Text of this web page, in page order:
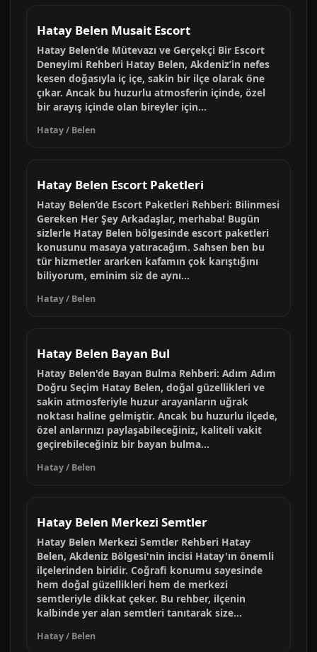
Hatay Belen Musait Escort
Hatay Belen’de Mütevazı ve Gerçekçi Bir Escort
Deneyimi Rehberi Hatay Belen, Akdeniz’in nefes
kesen doğasıyla iç içe, sakin bir ilçe olarak öne
çıkar. Ancak bu huzurlu atmosferin içinde, özel
bir arayış içinde olan bireyler için...
Hatay / Belen
Hatay Belen Escort Paketleri
Hatay Belen’de Escort Paketleri Rehberi: Bilinmesi
Gereken Her Şey Arkadaşlar, merhaba! Bugün
sizlerle Hatay Belen bölgesinde escort paketleri
konusunu masaya yatıracağım. Sahsen ben bu
tür hizmetler ararken kafamın çok karıştığını
biliyorum, eminim siz de aynı...
Hatay / Belen
Hatay Belen Bayan Bul
Hatay Belen'de Bayan Bulma Rehberi: Adım Adım
Doğru Seçim Hatay Belen, doğal güzellikleri ve
sakin atmosferiyle huzur arayanların uğrak
noktası haline gelmiştir. Ancak bu huzurlu ilçede,
özel anlarınızı paylaşabileceğiniz, kaliteli vakit
geçirebileceğiniz bir bayan bulma...
Hatay / Belen
Hatay Belen Merkezi Semtler
Hatay Belen Merkezi Semtler Rehberi Hatay
Belen, Akdeniz Bölgesi'nin incisi Hatay'ın önemli
ilçelerinden biridir. Coğrafi konumu sayesinde
hem doğal güzellikleri hem de merkezi
semtleriyle dikkat çeker. Bu rehber, ilçenin
kalbinde yer alan semtleri tanıtarak size...
Hatay / Belen